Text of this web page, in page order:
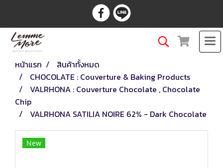
หน้าแรก
สินค้าทั้งหมด
CHOCOLATE : Couverture & Baking Products
VALRHONA : Couverture Chocolate , Chocolate
Chip
VALRHONA SATILIA NOIRE 62% - Dark Chocolate
New